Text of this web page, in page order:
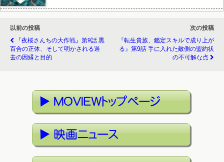
以前の投稿
『夜桜さんちの大作戦』第9話 黒
百合の正体、そして明かされる過
去の因縁と目的
次の投稿
『転生貴族、鑑定スキルで成り上が
る』第9話 手に入れた敵側の盟約状
の不可解な点